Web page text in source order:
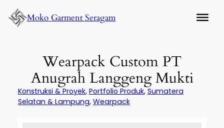
Lewati
ke
Moko Garment Seragam
Wearpack Custom PT
Anugrah Langgeng Mukti
Konstruksi & Proyek, Portfolio Produk, Sumatera
Selatan & Lampung, Wearpack